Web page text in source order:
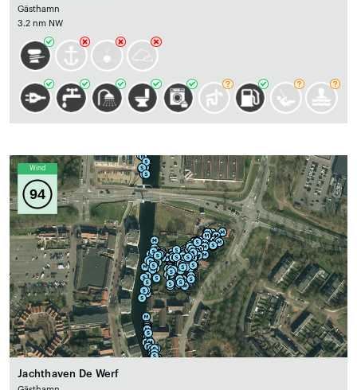
Gästhamn
3.2 nm NW
Wind
94
Jachthaven De Werf